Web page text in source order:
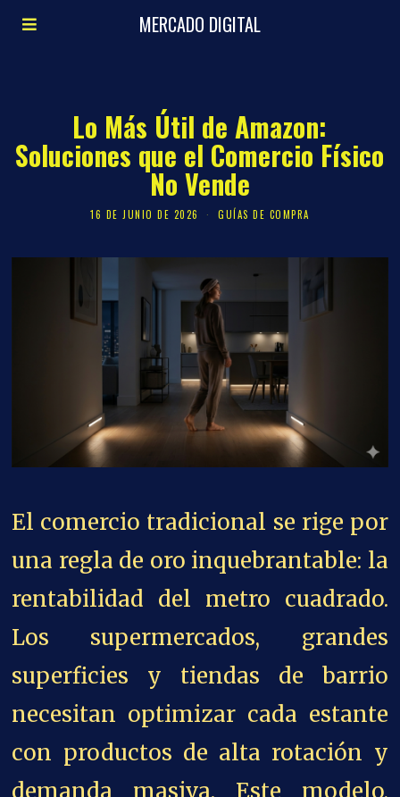
MERCADO DIGITAL
Lo Más Útil de Amazon:
Soluciones que el Comercio Físico
No Vende
16 DE JUNIO DE 2026 GUÍAS DE COMPRA
El comercio tradicional se rige por
una regla de oro inquebrantable: la
rentabilidad del metro cuadrado.
Los supermercados, grandes
superficies y tiendas de barrio
necesitan optimizar cada estante
con productos de alta rotación y